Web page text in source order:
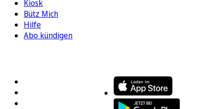
Kiosk
Bütz Mich
Hilfe
Abo kündigen